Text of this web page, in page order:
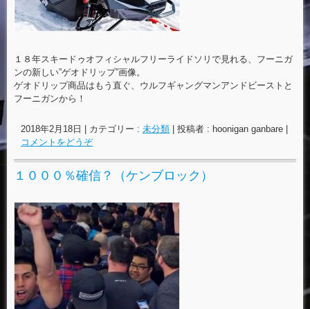
１８年スキードゥオフィシャルフリーライドソリで見れる、フーニガ
ンの新しい”ゲオドリップ”画像。
ゲオドリップ商品はもう直ぐ、ウルフギャングマンアンドビーストと
フーニガンから！
2018年2月18日 カテゴリー : 未分類 投稿者 : hoonigan ganbare
コメントをどうぞ
１０００％確信？（ケンブロック）